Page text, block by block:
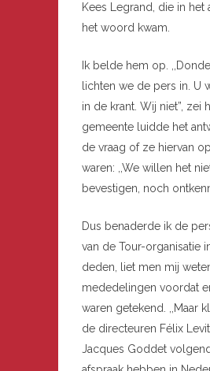
Kees Legrand, die in het
het woord kwam.
Ik belde hem op.
lichten we de pers in. U
in de krant. Wij niet”, zei
gemeente luidde het
de vraag of ze hiervan
waren: ,,We willen het
bevestigen, noch
Dus benaderde ik de
van de Tour-organisatie
deden, liet men mij
mededelingen voordat
waren getekend. ,,Maar
de directeuren Félix
Jacques Goddet